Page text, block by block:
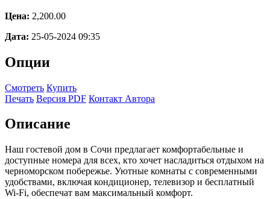
Цена: 2,200.00
Дата: 25-05-2024 09:35
Опции
Смотреть Купить
Печать Версия PDF Контакт Автора
Описание
Наш гостевой дом в Сочи предлагает комфортабельные и
доступные номера для всех, кто хочет насладиться отдыхом на
черноморском побережье. Уютные комнаты с современными
удобствами, включая кондиционер, телевизор и бесплатный
Wi-Fi, обеспечат вам максимальный комфорт.